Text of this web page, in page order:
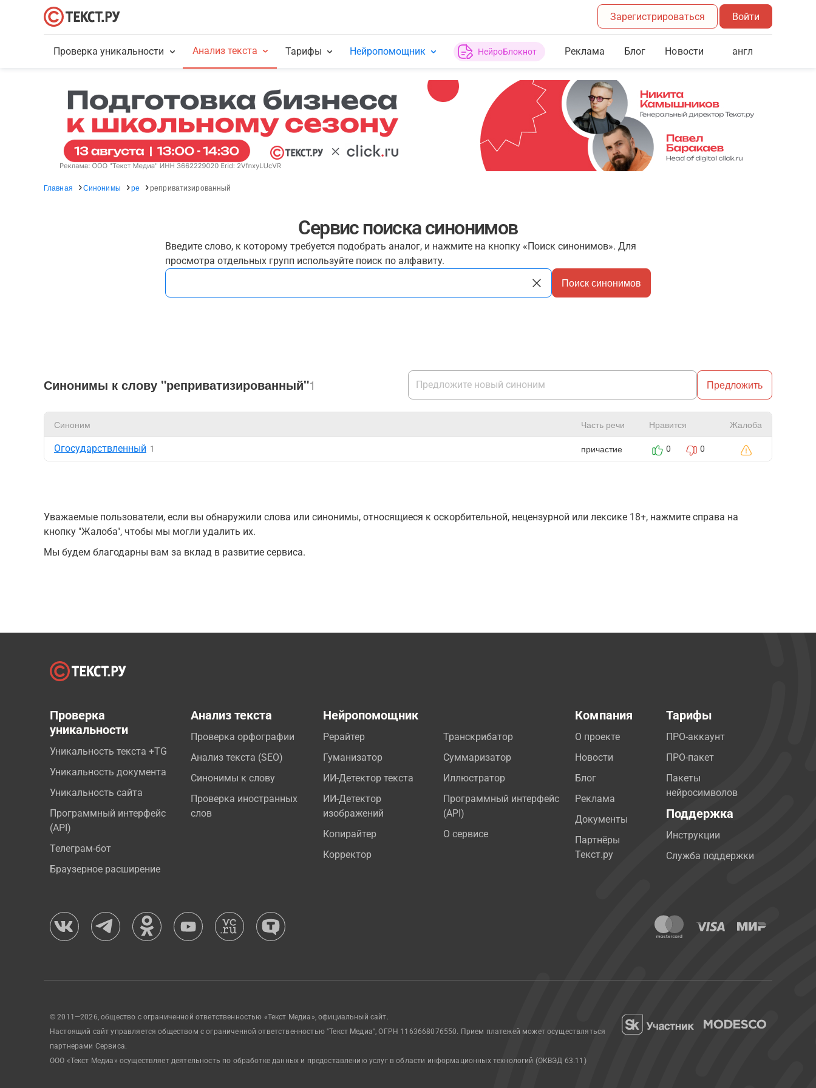
Зарегистрироваться Войти
Проверка уникальности Анализ текста Тарифы Нейропомощник НейроБлокнот Реклама Блог Новости англ
Главная Синонимы ре реприватизированный
Сервис поиска синонимов
Введите слово, к которому требуется подобрать аналог, и нажмите на кнопку «Поиск синонимов». Для
просмотра отдельных групп используйте поиск по алфавиту.
Поиск синонимов
Синонимы к слову "реприватизированный"1 Предложить
Синоним Часть речи Нравится Жалоба
Огосударствленный 1 причастие 0 0
Уважаемые пользователи, если вы обнаружили слова или синонимы, относящиеся к оскорбительной, нецензурной или лексике 18+, нажмите справа на
кнопку "Жалоба", чтобы мы могли удалить их.
Мы будем благодарны вам за вклад в развитие сервиса.
Проверка
уникальности
Уникальность текста +TG
Уникальность документа
Уникальность сайта
Программный интерфейс
(API)
Телеграм-бот
Браузерное расширение
Анализ текста
Проверка орфографии
Анализ текста (SEO)
Синонимы к слову
Проверка иностранных
слов
Нейропомощник
Рерайтер
Гуманизатор
ИИ-Детектор текста
ИИ-Детектор
изображений
Копирайтер
Корректор
Транскрибатор
Суммаризатор
Иллюстратор
Программный интерфейс
(API)
О сервисе
Компания
О проекте
Новости
Блог
Реклама
Документы
Партнёры
Текст.ру
Тарифы
ПРО-аккаунт
ПРО-пакет
Пакеты
нейросимволов
Поддержка
Инструкции
Служба поддержки
© 2011—2026, общество с ограниченной ответственностью «Текст Медиа», официальный сайт.
Настоящий сайт управляется обществом с ограниченной ответственностью "Текст Медиа", ОГРН 1163668076550. Прием платежей может осуществляться
партнерами Сервиса.
ООО «Текст Медиа» осуществляет деятельность по обработке данных и предоставлению услуг в области информационных технологий (ОКВЭД 63.11)